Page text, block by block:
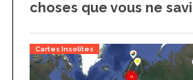
choses que vous ne
Cartes Insolites